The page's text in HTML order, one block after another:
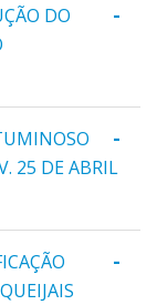
-
DO
-
25 DE ABRIL
-